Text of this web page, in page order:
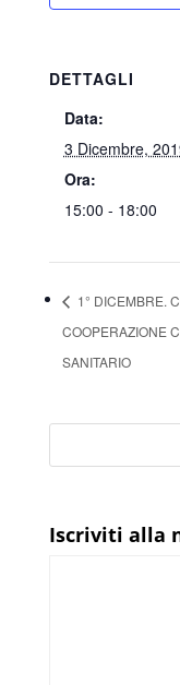
DETTAGLI
Data:
3 Dicembre,
Ora:
15:00 - 18:00
1° DICEMBRE.
COOPERAZIONE
SANITARIO
Iscriviti alla